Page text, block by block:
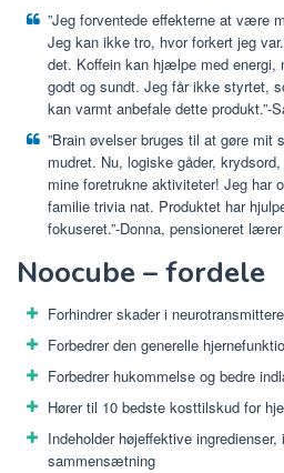
”Jeg forventede effekterne at være
Jeg kan ikke tro, hvor forkert jeg
det. Koffein kan hjælpe med
godt og sundt. Jeg får ikke styrtet,
kan varmt anbefale dette produkt.”-
”Brain øvelser bruges til at gøre
mudret. Nu, logiske gåder,
mine foretrukne aktiviteter! Jeg har
familie trivia nat. Produktet har
fokuseret.”-Donna, pensioneret
Noocube – fordele
Forhindrer skader i neurotransmittere
Forbedrer den generelle
Forbedrer hukommelse og bedre
Hører til 10 bedste kosttilskud for
Indeholder højeffektive ingredienser,
sammensætning